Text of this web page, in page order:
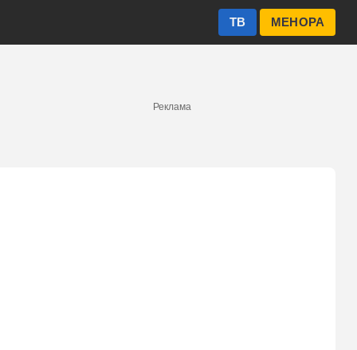
МЕНОРА
ТВ
Реклама